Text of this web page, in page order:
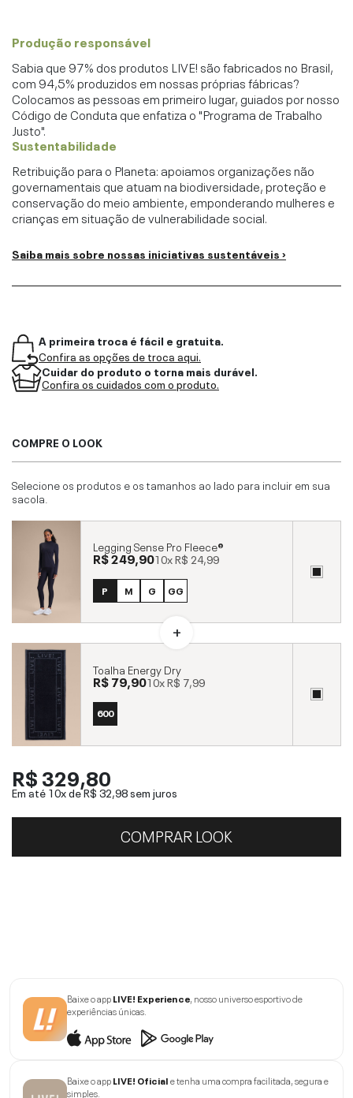
Produção responsável
Sabia que 97% dos produtos LIVE! são fabricados no Brasil,
com 94,5% produzidos em nossas próprias fábricas?
Colocamos as pessoas em primeiro lugar, guiados por nosso
Código de Conduta que enfatiza o "Programa de Trabalho
Justo".
Sustentabilidade
Retribuição para o Planeta: apoiamos organizações não
governamentais que atuam na biodiversidade, proteção e
conservação do meio ambiente, emponderando mulheres e
crianças em situação de vulnerabilidade social.
Saiba mais sobre nossas iniciativas sustentáveis ›
A primeira troca é fácil e gratuita.
Confira as opções de troca aqui.
Cuidar do produto o torna mais durável.
Confira os cuidados com o produto.
COMPRE O LOOK
Selecione os produtos e os tamanhos ao lado para incluir em sua
sacola.
Legging Sense Pro Fleece®
R$ 249,9010xR$ 24,99
P M G GG
Toalha Energy Dry
R$ 79,9010xR$ 7,99
600
R$ 329,80
Em até 10x deR$ 32,98sem juros
COMPRAR LOOK
Baixe o appLIVE! Experience , nosso universo esportivo de
experiências únicas.
Baixe o appLIVE! Oficiale tenha uma compra facilitada, segura e
simples.